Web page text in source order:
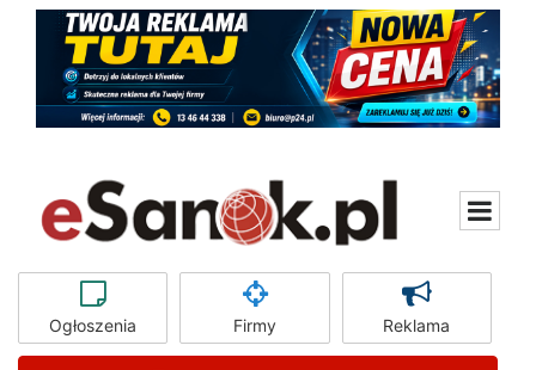
Ogłoszenia Firmy Reklama